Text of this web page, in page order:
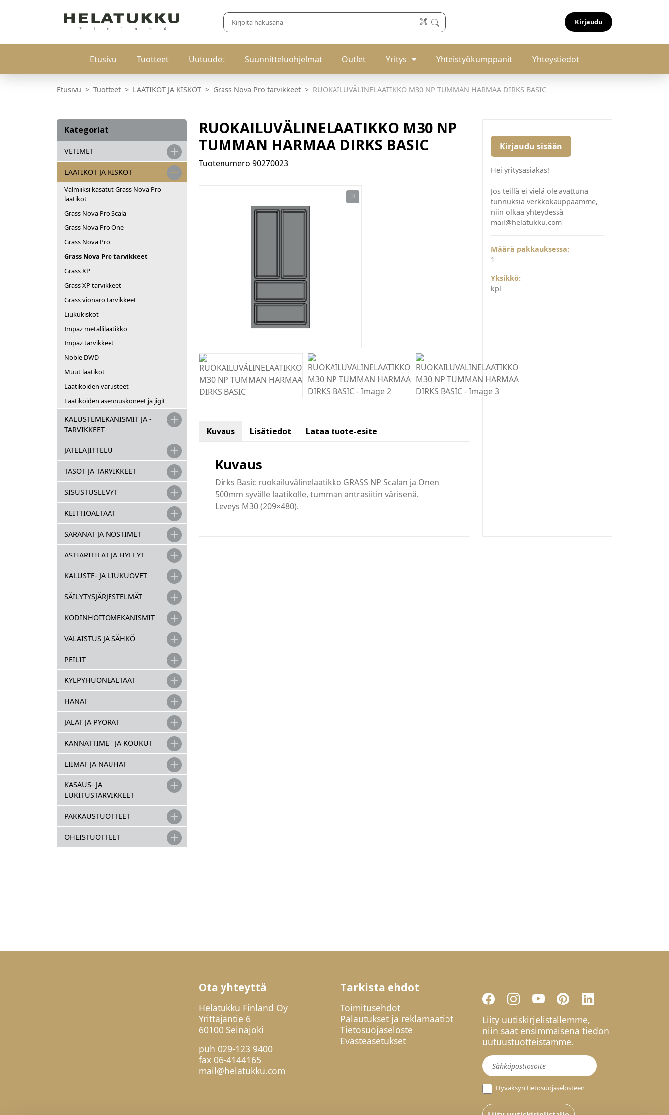
Kirjaudu
Etusivu Tuotteet Uutuudet Suunnitteluohjelmat Outlet Yritys Yhteistyökumppanit Yhteystiedot
Etusivu Tuotteet LAATIKOT JA KISKOT Grass Nova Pro tarvikkeet RUOKAILUVÄLINELAATIKKO M30 NP TUMMAN HARMAA DIRKS BASIC
Kategoriat
VETIMET
LAATIKOT JA KISKOT
Valmiiksi kasatut Grass Nova Pro
laatikot
Grass Nova Pro Scala
Grass Nova Pro One
Grass Nova Pro
Grass Nova Pro tarvikkeet
Grass XP
Grass XP tarvikkeet
Grass vionaro tarvikkeet
Liukukiskot
Impaz metallilaatikko
Impaz tarvikkeet
Noble DWD
Muut laatikot
Laatikoiden varusteet
Laatikoiden asennuskoneet ja jigit
KALUSTEMEKANISMIT JA -
TARVIKKEET
JÄTELAJITTELU
TASOT JA TARVIKKEET
SISUSTUSLEVYT
KEITTIÖALTAAT
SARANAT JA NOSTIMET
ASTIARITILÄT JA HYLLYT
KALUSTE- JA LIUKUOVET
SÄILYTYSJÄRJESTELMÄT
KODINHOITOMEKANISMIT
VALAISTUS JA SÄHKÖ
PEILIT
KYLPYHUONEALTAAT
HANAT
JALAT JA PYÖRÄT
KANNATTIMET JA KOUKUT
LIIMAT JA NAUHAT
KASAUS- JA
LUKITUSTARVIKKEET
PAKKAUSTUOTTEET
OHEISTUOTTEET
RUOKAILUVÄLINELAATIKKO M30 NP
TUMMAN HARMAA DIRKS BASIC
Tuotenumero 90270023
Kuvaus Lisätiedot Lataa tuote-esite
Kuvaus
Dirks Basic ruokailuvälinelaatikko GRASS NP Scalan ja Onen
500mm syvälle laatikolle, tumman antrasiitin värisenä.
Leveys M30 (209×480).
Kirjaudu sisään
Hei yritysasiakas!
Jos teillä ei vielä ole avattuna
tunnuksia verkkokauppaamme,
niin olkaa yhteydessä
mail@helatukku.com
Määrä pakkauksessa:
1
Yksikkö:
kpl
Ota yhteyttä
Helatukku Finland Oy
Yrittäjäntie 6
60100 Seinäjoki
puh 029-123 9400
fax 06-4144165
mail@helatukku.com
Tarkista ehdot
Toimitusehdot
Palautukset ja reklamaatiot
Tietosuojaseloste
Evästeasetukset
Liity uutiskirjelistallemme,
niin saat ensimmäisenä tiedon
uutuustuotteistamme.
Uutiskirje
Hyväksyn tietosuojaselosteen